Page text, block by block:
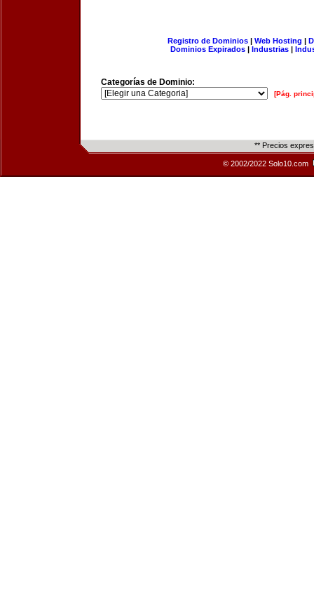
Registro de Dominios| Web Hosting |
Dominios Expirados | Industrias |
Categorías de Dominio:
[Pág.
** Precios
© 2002/2022 Solo10.com